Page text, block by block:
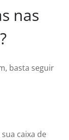
nas
basta seguir
caixa de